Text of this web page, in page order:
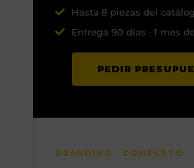
Hasta 8 piezas del
Entrega 90 días · 1 mes
PEDIR
BRANDING · COMPLETO